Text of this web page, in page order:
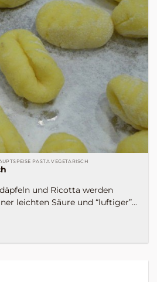
PASTA VEGETARISCH
und Ricotta werden
leichten Säure und “luftiger”...